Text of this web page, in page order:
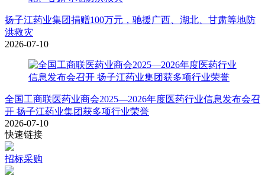
扬子江药业集团捐赠100万元，驰援广西、湖北、甘肃等地防
洪救灾
2026-07-10
全国工商联医药业商会2025—2026年度医药行业信息发布会召
开 扬子江药业集团获多项行业荣誉
2026-07-10
快速链接
招标采购